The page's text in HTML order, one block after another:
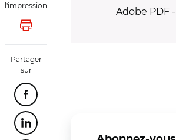
l'impression
Lancer l'impression
Partager
sur
Partager cette page sur Facebook
Partager cette page sur Linkedin
Adobe PDF -